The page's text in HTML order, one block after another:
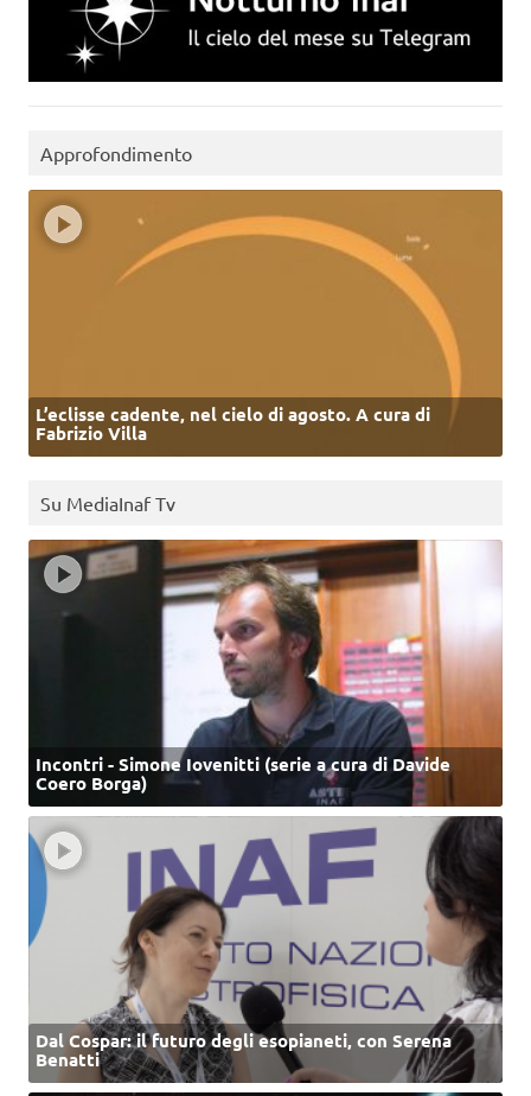
Approfondimento
L’eclisse cadente, nel cielo di agosto. A cura di
Fabrizio Villa
Su MediaInaf Tv
Incontri - Simone Iovenitti (serie a cura di Davide
Coero Borga)
Dal Cospar: il futuro degli esopianeti, con Serena
Benatti